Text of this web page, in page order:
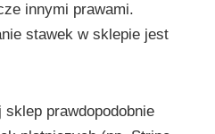
innymi prawami.
stawek w sklepie jest
sklep prawdopodobnie